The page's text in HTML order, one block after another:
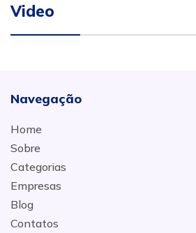
Video
Navegação
Home
Sobre
Categorias
Empresas
Blog
Contatos